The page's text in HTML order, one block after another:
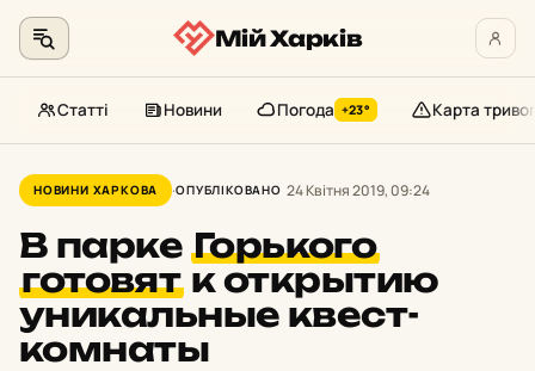
до
контенту
Мій Харків
Статті Новини Погода +23° Карта тривог
НОВИНИ ХАРКОВА ОПУБЛІКОВАНО 24 Квітня 2019, 09:24
В парке Горького
готовятк открытию
уникальные квест-
комнаты